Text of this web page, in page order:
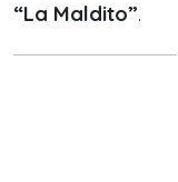
“La Maldito”.